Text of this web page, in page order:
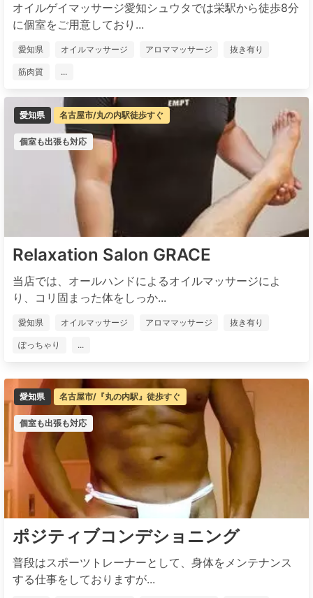
オイルゲイマッサージ愛知シュウタでは栄駅から徒歩8分
に個室をご用意しており...
愛知県 オイルマッサージ アロママッサージ 抜き有り
筋肉質 ...
愛知県 名古屋市/丸の内駅徒歩すぐ
個室も出張も対応
Relaxation Salon GRACE
当店では、オールハンドによるオイルマッサージによ
り、コリ固まった体をしっか...
愛知県 オイルマッサージ アロママッサージ 抜き有り
ぽっちゃり ...
愛知県 名古屋市/『丸の内駅』徒歩すぐ
個室も出張も対応
ポジティブコンデショニング
普段はスポーツトレーナーとして、身体をメンテナンス
する仕事をしておりますが...